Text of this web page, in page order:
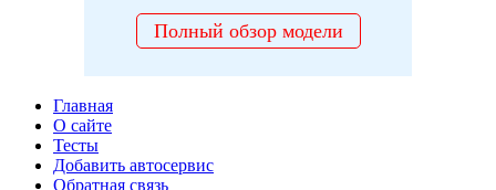
Полный обзор модели
Главная
О сайте
Тесты
Добавить автосервис
Обратная связь